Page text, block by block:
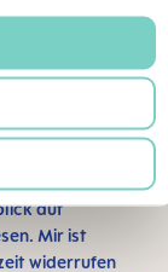
von MAM
auf
Mir ist
widerrufen